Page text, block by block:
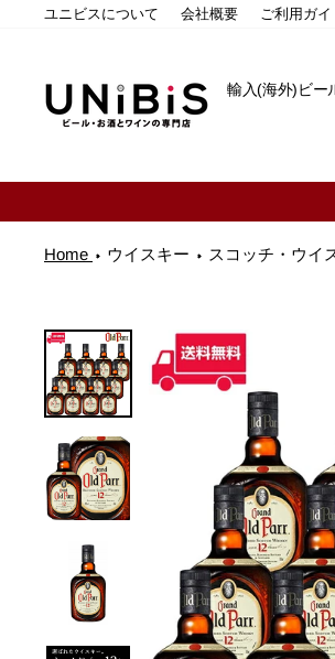
ッ
す
ユニビスについて 会社概要 ご利用ガイ
輸入(海外)ビー
Home ウイスキー スコッチ・ウイ